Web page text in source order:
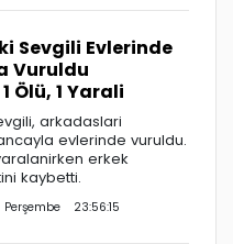
Sevgili Evlerinde
Vuruldu
Ölü, 1 Yarali
arkadaslari
evlerinde vuruldu.
erkek
kaybetti.
Perşembe 23:56:15